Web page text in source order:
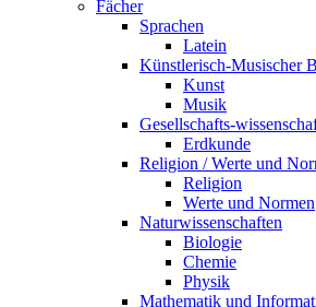
Fächer
Sprachen
Latein
Künstlerisch-Musischer
Kunst
Musik
Gesellschafts-
Erdkunde
Religion / Werte und
Religion
Werte und Normen
Naturwissenschaften
Biologie
Chemie
Physik
Mathematik und